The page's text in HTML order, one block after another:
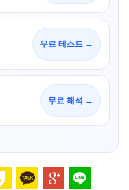
무료 테스트 →
무료 해석 →